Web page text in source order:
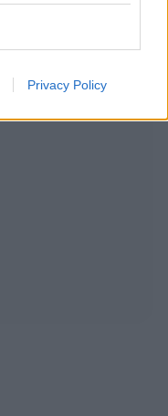
Privacy Policy